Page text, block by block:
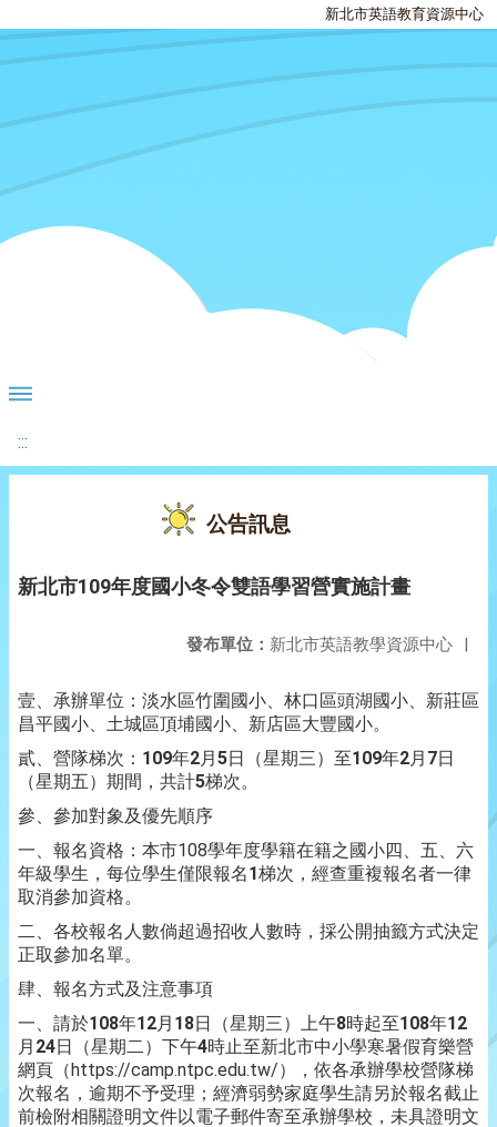
新北市英語教育資源中心
:::
公告訊息
新北市109年度國小冬令雙語學習營實施計畫
發布單位： 新北市英語教學資源中心 |
壹、承辦單位：淡水區竹圍國小、林口區頭湖國小、新莊區
昌平國小、土城區頂埔國小、新店區大豐國小。
貳、營隊梯次： 109年2月5日（星期三）至109年2月 7日
（星期五）期間，共計5梯次。
參、參加對象及優先順序
一、報名資格：本市108學年度學籍在籍之國小四、五、六
年級學生，每位學生僅限報名1梯次，經查重複報名者一律
取消參加資格。
二、各校報名人數倘超過招收人數時，採公開抽籤方式決定
正取參加名單。
肆、報名方式及注意事項
一、請於108年12月 18日（星期三）上午8時起至108年12
月 24日（星期二）下午4時止至新北市中小學寒暑假育樂營
網頁（https://camp.ntpc.edu.tw/），依各承辦學校營隊梯
次報名，逾期不予受理；經濟弱勢家庭學生請另於報名截止
前檢附相關證明文件以電子郵件寄至承辦學校，未具證明文